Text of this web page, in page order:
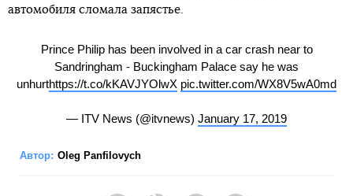
автомобиля сломала запястье.
Prince Philip has been involved in a car crash near to
Sandringham - Buckingham Palace say he was
unhurthttps://t.co/kKAVJYOlwX pic.twitter.com/WX8V5wA0md
— ITV News (@itvnews) January 17, 2019
Автор: Oleg Panfilovych